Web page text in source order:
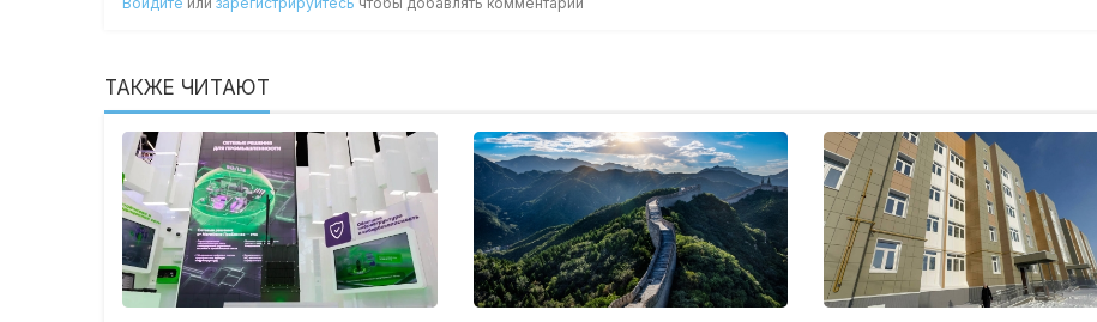
ТАКЖЕ ЧИТАЮТ